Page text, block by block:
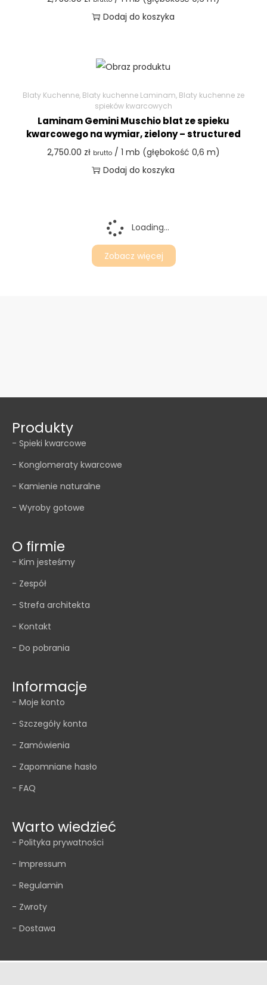
Dodaj do koszyka
Blaty Kuchenne, Blaty kuchenne Laminam, Blaty kuchenne ze
spieków kwarcowych
Laminam Gemini Muschio blat ze spieku
kwarcowego na wymiar, zielony – structured
2,750.00 zł brutto/ 1 mb (głębokość 0,6 m)
Dodaj do koszyka
Loading...
Zobacz więcej
Produkty
- Spieki kwarcowe
- Konglomeraty kwarcowe
- Kamienie naturalne
- Wyroby gotowe
O firmie
- Kim jesteśmy
- Zespół
- Strefa architekta
- Kontakt
- Do pobrania
Informacje
- Moje konto
- Szczegóły konta
- Zamówienia
- Zapomniane hasło
- FAQ
Warto wiedzieć
- Polityka prywatności
- Impressum
- Regulamin
- Zwroty
- Dostawa